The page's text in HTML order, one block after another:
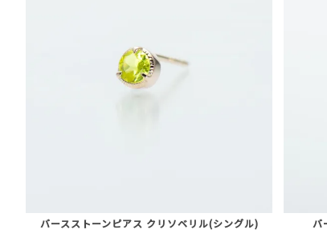
バースストーンピアス クリソベリル(シングル) バ